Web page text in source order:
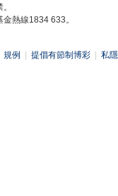
熱線1834 633。
規例 提倡有節制博彩 私